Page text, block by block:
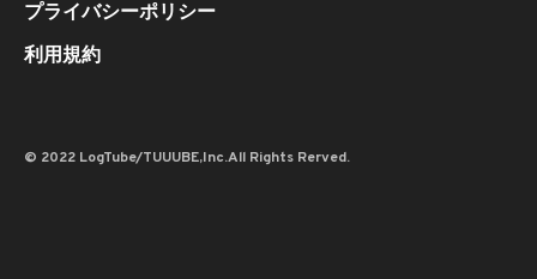
プライバシーポリシー
利用規約
© 2022 LogTube/TUUUBE,Inc.All Rights Rerved.